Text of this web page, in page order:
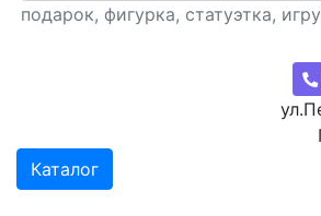
подарок, фигурка, статуэтка,
Каталог